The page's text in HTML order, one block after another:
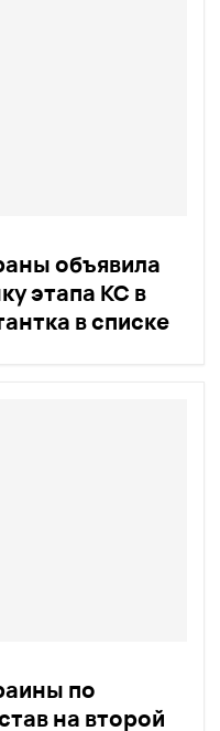
объявила
этапа КС в
в списке
по
на второй